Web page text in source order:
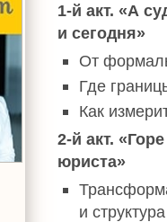
1-й акт. «А
и сегодня»
От
Где
Как
2-й акт.
юриста»
и